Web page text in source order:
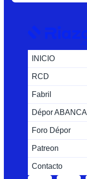
INICIO
RCD
Fabril
Dépor ABANCA
Foro Dépor
Patreon
Contacto